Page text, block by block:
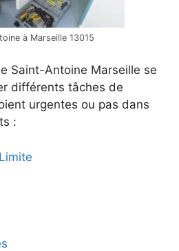
à Marseille 13015
Saint-Antoine Marseille se
différents tâches de
urgentes ou pas dans
: